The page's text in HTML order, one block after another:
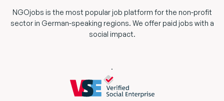
NGOjobs is the most popular job platform for the non-profit
sector in German-speaking regions. We offer paid jobs with a
social impact.
.